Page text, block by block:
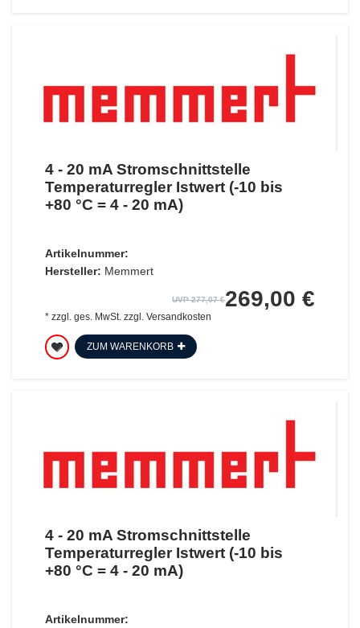
4 - 20 mA Stromschnittstelle
Temperaturregler Istwert (-10 bis
+80 °C = 4 - 20 mA)
Artikelnummer:
Hersteller: Memmert
UVP 277,07 €269,00 €
* zzgl. ges. MwSt. zzgl. Versandkosten
ZUM WARENKORB
4 - 20 mA Stromschnittstelle
Temperaturregler Istwert (-10 bis
+80 °C = 4 - 20 mA)
Artikelnummer: